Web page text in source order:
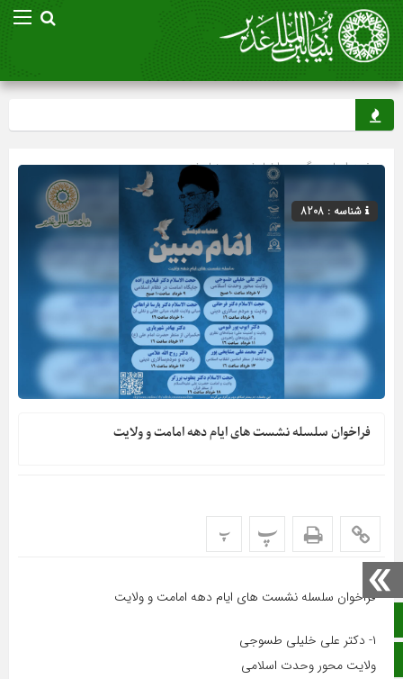
صفحه اصلی» گروه »اخبار غدیر»بنیاد غدیر
شناسه : 8208
فراخوان سلسله نشست های ایام دهه امامت و ولایت
پ پ
فراخوان سلسله نشست های ایام دهه امامت و ولایت
۱- دکتر علی خلیلی طسوجی
ولایت محور وحدت اسلامی